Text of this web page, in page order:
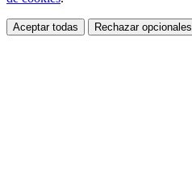
Aceptar todas Rechazar opcionales